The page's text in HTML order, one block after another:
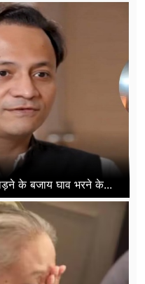
के बजाय घाव भरने के...